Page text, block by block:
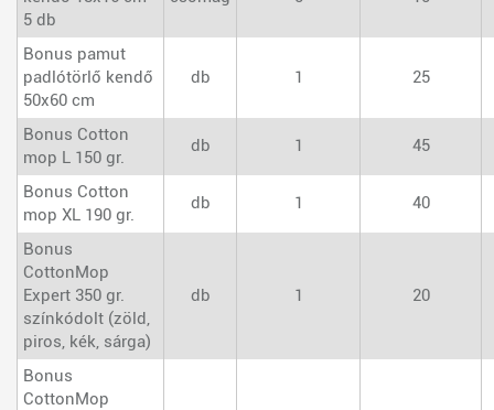
5 db
Bonus pamut
padlótörlő kendő
50x60 cm
db 1 25
Bonus Cotton
mop L 150 gr.
db 1 45
Bonus Cotton
mop XL 190 gr.
db 1 40
Bonus
CottonMop
Expert 350 gr.
színkódolt (zöld,
piros, kék, sárga)
db 1 20
Bonus
CottonMop